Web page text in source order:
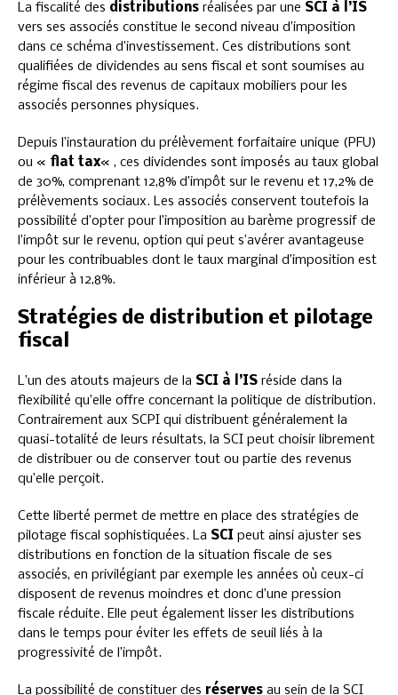
La fiscalité des distributions réalisées par une SCI à l’IS
vers ses associés constitue le second niveau d’imposition
dans ce schéma d’investissement. Ces distributions sont
qualifiées de dividendes au sens fiscal et sont soumises au
régime fiscal des revenus de capitaux mobiliers pour les
associés personnes physiques.
Depuis l’instauration du prélèvement forfaitaire unique (PFU)
ou « flat tax« , ces dividendes sont imposés au taux global
de 30%, comprenant 12,8% d’impôt sur le revenu et 17,2% de
prélèvements sociaux. Les associés conservent toutefois la
possibilité d’opter pour l’imposition au barème progressif de
l’impôt sur le revenu, option qui peut s’avérer avantageuse
pour les contribuables dont le taux marginal d’imposition est
inférieur à 12,8%.
Stratégies de distribution et pilotage
fiscal
L’un des atouts majeurs de la SCI à l’IS réside dans la
flexibilité qu’elle offre concernant la politique de distribution.
Contrairement aux SCPI qui distribuent généralement la
quasi-totalité de leurs résultats, la SCI peut choisir librement
de distribuer ou de conserver tout ou partie des revenus
qu’elle perçoit.
Cette liberté permet de mettre en place des stratégies de
pilotage fiscal sophistiquées. La SCI peut ainsi ajuster ses
distributions en fonction de la situation fiscale de ses
associés, en privilégiant par exemple les années où ceux-ci
disposent de revenus moindres et donc d’une pression
fiscale réduite. Elle peut également lisser les distributions
dans le temps pour éviter les effets de seuil liés à la
progressivité de l’impôt.
La possibilité de constituer des réserves au sein de la SCI